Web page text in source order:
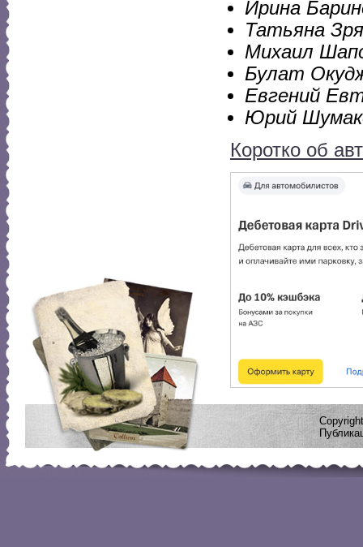
Ирина
Татьяна
Михаил
Булат
Евгений
Юрий
Коротко об